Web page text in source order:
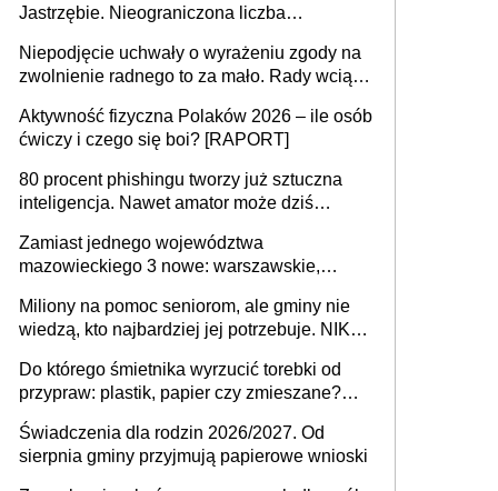
Jastrzębie. Nieograniczona liczba
Niepodjęcie uchwały o wyrażeniu zgody na
zwolnienie radnego to za mało. Rady wciąż
rozstrzygać sprawy
Aktywność fizyczna Polaków 2026 – ile osób
ćwiczy i czego się boi? [RAPORT]
80 procent phishingu tworzy już sztuczna
inteligencja. Nawet amator może dziś
Zamiast jednego województwa
mazowieckiego 3 nowe: warszawskie,
Europie nie ma tak dużych jednostek
stołecznych
Miliony na pomoc seniorom, ale gminy nie
wiedzą, kto najbardziej jej potrzebuje. NIK
Do którego śmietnika wyrzucić torebki od
przypraw: plastik, papier czy zmieszane?
Świadczenia dla rodzin 2026/2027. Od
sierpnia gminy przyjmują papierowe wnioski